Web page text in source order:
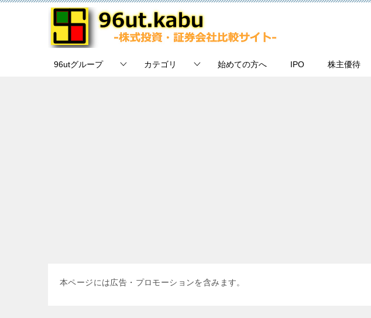
96utグループ カテゴリ 始めての方へ IPO 株主優待
本ページには広告・プロモーションを含みます。